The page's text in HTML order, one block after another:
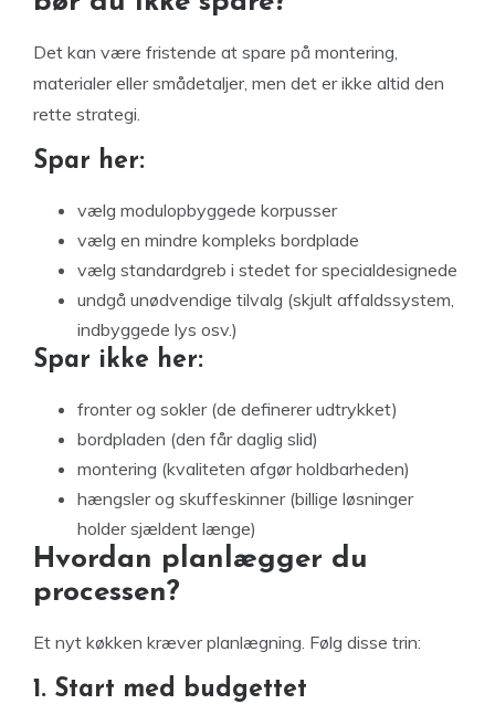
Det kan være fristende at spare på montering,
materialer eller smådetaljer, men det er ikke altid den
rette strategi.
Spar her:
vælg modulopbyggede korpusser
vælg en mindre kompleks bordplade
vælg standardgreb i stedet for specialdesignede
undgå unødvendige tilvalg (skjult affaldssystem,
indbyggede lys osv.)
Spar ikke her:
fronter og sokler (de definerer udtrykket)
bordpladen (den får daglig slid)
montering (kvaliteten afgør holdbarheden)
hængsler og skuffeskinner (billige løsninger
holder sjældent længe)
Hvordan planlægger du
processen?
Et nyt køkken kræver planlægning. Følg disse trin:
1. Start med budgettet